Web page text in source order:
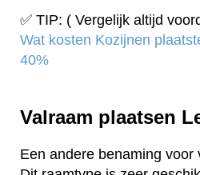
✅ TIP: ( Vergelijk altijd
Wat kosten Kozijnen
40%‎
Valraam plaatsen
Een andere benaming voor